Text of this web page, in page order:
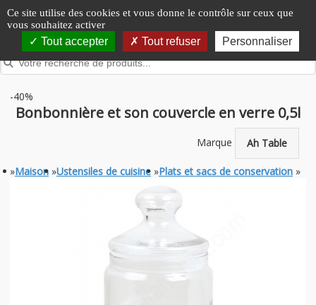
Panneau de gestion des cookies
Ce site utilise des cookies et vous donne le contrôle sur ceux que
vous souhaitez activer
Tout accepter Tout refuser Personnaliser
-40%
Bonbonnière et son couvercle en verre 0,5l
Marque Ah Table
»Maison »Ustensiles de cuisine »Plats et sacs de conservation »